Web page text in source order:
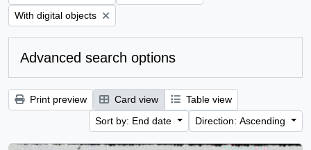
Remove filter:
With digital objects
Advanced search options
Print preview Card view
Table view
Sort by: End date
Direction: Ascending